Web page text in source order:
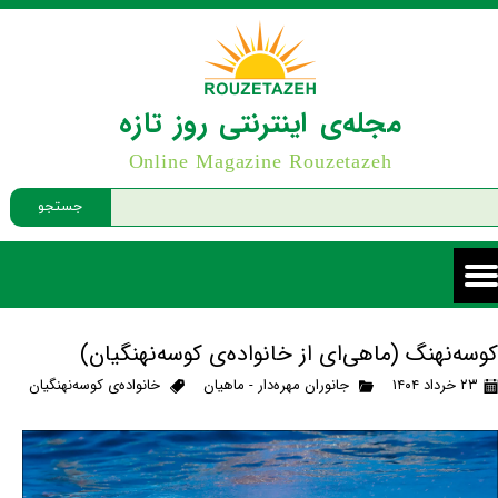
جستجو
مجله‌ی اینترنتی روز تازه
Online Magazine Rouzetazeh
کوسه‌نهنگ (ماهی‌ای از خانواده‌ی کوسه‌نهنگیان)
۲۳ خرداد ۱۴۰۴ جانوران مهره‌دار - ماهیان خانواده‌ی کوسه‌نهنگیان